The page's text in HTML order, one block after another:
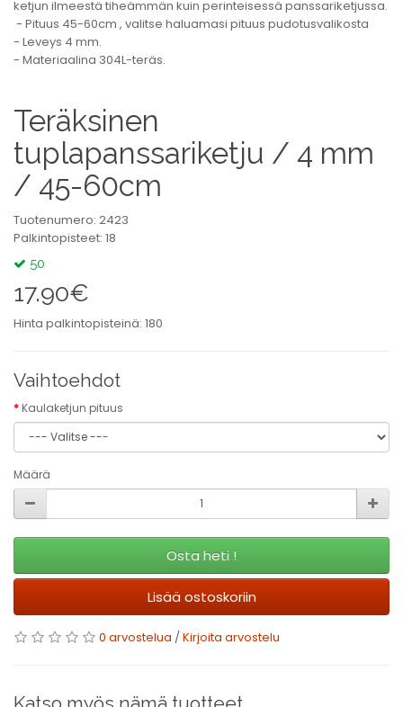
ketjun ilmeestä tiheämmän kuin perinteisessä panssariketjussa.
- Pituus 45-60cm , valitse haluamasi pituus pudotusvalikosta
- Leveys 4 mm.
- Materiaalina 304L-teräs.
Teräksinen
tuplapanssariketju / 4 mm
/ 45-60cm
Tuotenumero: 2423
Palkintopisteet: 18
50
17.90€
Hinta palkintopisteinä: 180
Vaihtoehdot
Kaulaketjun pituus
Määrä
Osta heti !
Lisää ostoskoriin
0 arvostelua /Kirjoita arvostelu